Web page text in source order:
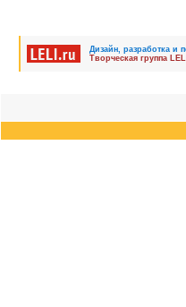
Дизайн, разработка и
Творческая группа LELI